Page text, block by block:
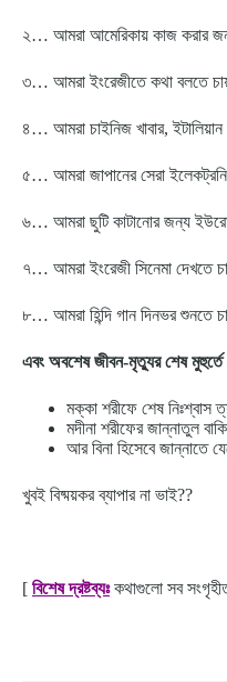
২… আমরা আমেরিকায় কাজ করার
৩… আমরা ইংরেজীতে কথা বলতে
৪… আমরা চাইনিজ খাবার, ইটালিয়ান
৫… আমরা জাপানের সেরা
৬… আমরা ছুটি কাটানোর জন্য
৭… আমরা ইংরেজী সিনেমা দেখতে
৮… আমরা হিন্দি গান দিনভর শুনতে
এবং অবশেষ জীবন-মৃত্যুর শেষ
মক্কা শরীফে শেষ নিঃশ্বাস
মদীনা শরীফের জান্নাতুল
আর বিনা হিসেবে জান্নাতে
খুবই বিষ্ময়কর ব্যাপার না ভাই??
[ বিশেষ দ্রষ্টব্যঃকথাগুলো সব